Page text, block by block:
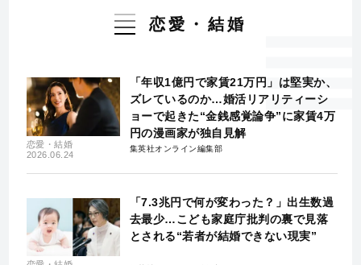
恋愛・結婚
恋愛・結婚
2026.06.24
「年収1億円で家賃21万円」は堅実か、
ズレているのか…婚活リアリティーシ
ョーで起きた“金銭感覚論争”に家賃4万
円の漫画家が独自見解
集英社オンライン編集部
「7.3兆円で何が変わった？」出生数過
去最少…こども家庭庁批判の裏で見落
とされる“若者が結婚できない現実”